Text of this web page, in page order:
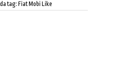
tag: Fiat Mobi Like